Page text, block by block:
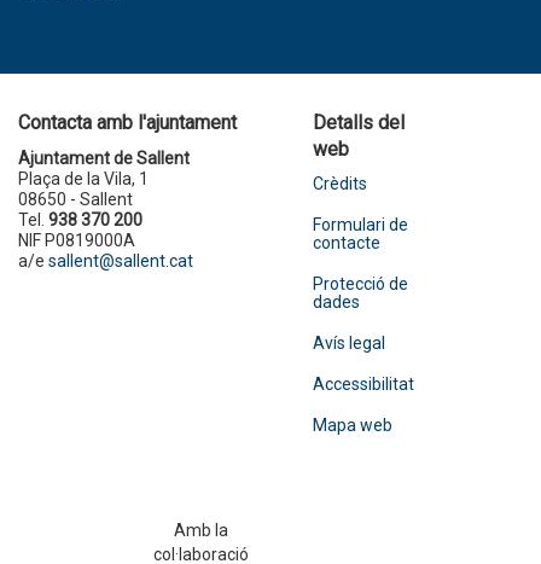
Contacta amb l'ajuntament
Ajuntament de Sallent
Plaça de la Vila, 1
08650 - Sallent
Tel. 938 370 200
NIF P0819000A
a/e sallent@sallent.cat
Detalls del
web
Crèdits
Formulari de
contacte
Protecció de
dades
Avís legal
Accessibilitat
Mapa web
Amb la
col·laboració